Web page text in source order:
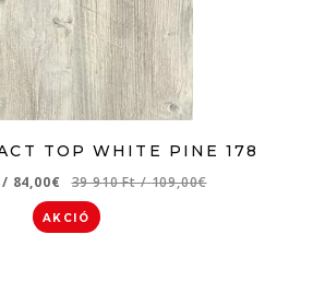
TOP WHITE PINE 178
/ 84,00€ 39 910 Ft/ 109,00€
AKCIÓ